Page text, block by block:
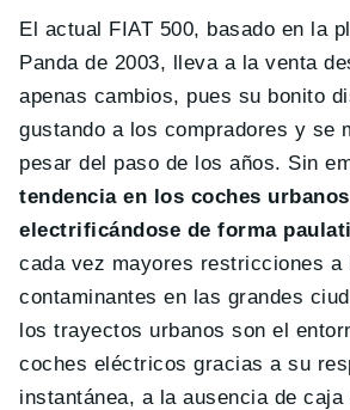
El actual FIAT 500, basado en la
Panda de 2003, lleva a la venta
apenas cambios, pues su bonito
gustando a los compradores y se
pesar del paso de los años. Sin
tendencia en los coches
electrificándose de forma
cada vez mayores restricciones a
contaminantes en las grandes
los trayectos urbanos son el
coches eléctricos gracias a su
instantánea, a la ausencia de